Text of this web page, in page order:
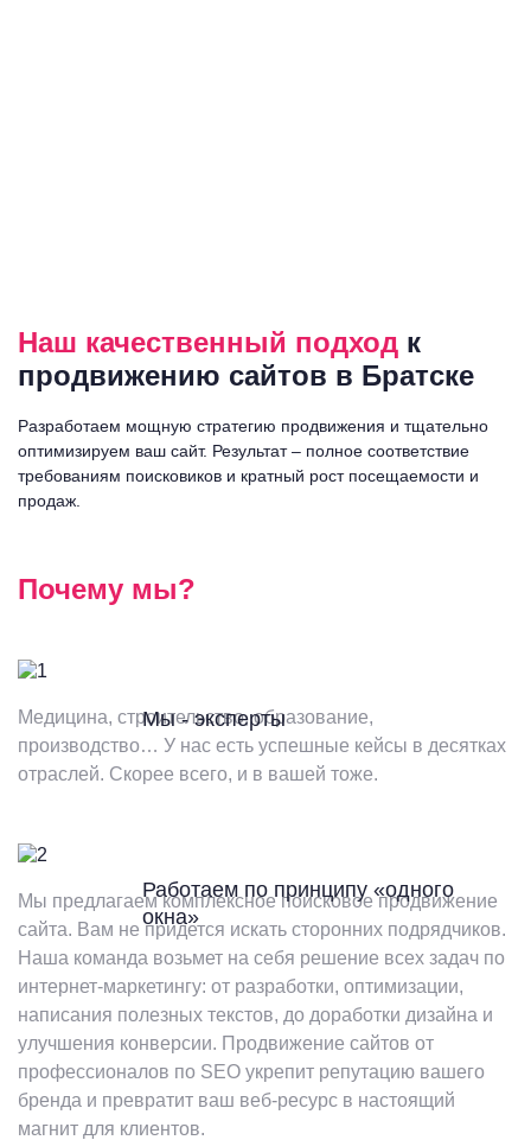
Наш качественный подход к
продвижению сайтов в Братске
Разработаем мощную стратегию продвижения и тщательно
оптимизируем ваш сайт. Результат – полное соответствие
требованиям поисковиков и кратный рост посещаемости и
продаж.
Почему мы?
Мы - эксперты
Медицина, строительство, образование,
производство… У нас есть успешные кейсы в десятках
отраслей. Скорее всего, и в вашей тоже.
Работаем по принципу «одного
окна»
Мы предлагаем комплексное поисковое продвижение
сайта. Вам не придется искать сторонних подрядчиков.
Наша команда возьмет на себя решение всех задач по
интернет-маркетингу: от разработки, оптимизации,
написания полезных текстов, до доработки дизайна и
улучшения конверсии. Продвижение сайтов от
профессионалов по SEO укрепит репутацию вашего
бренда и превратит ваш веб-ресурс в настоящий
магнит для клиентов.